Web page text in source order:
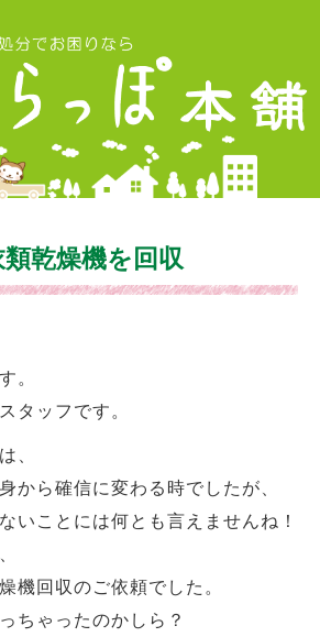
乾燥機を回収
。
タッフです。
、
から確信に変わる時でしたが、
いことには何とも言えませんね！
機回収のご依頼でした。
ちゃったのかしら？